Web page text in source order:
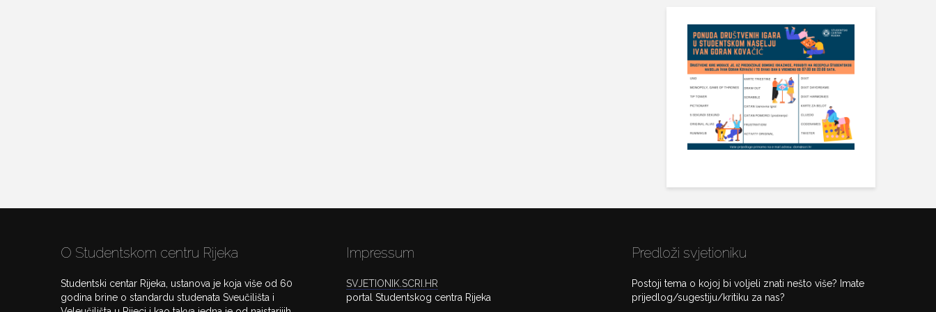
O Studentskom centru Rijeka
Studentski centar Rijeka, ustanova je koja više od 60
godina brine o standardu studenata Sveučilišta i
Impressum
SVJETIONIK.SCRI.HR
portal Studentskog centra Rijeka
Predloži svjetioniku
Postoji tema o kojoj bi voljeli znati nešto više? Imate
prijedlog/sugestiju/kritiku za nas?